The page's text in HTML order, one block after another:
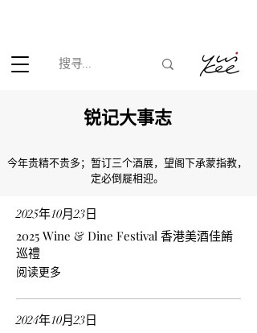
​锐记大事志
今年贵精不贵多；暂订三个酒展，望阁下承蒙指教，
定必倒屣相迎。
2025年10月23日
2025 Wine & Dine Festival 香港美酒佳餚
巡禮
阅读更多
2024年10月23日